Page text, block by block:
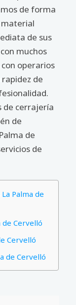
de forma
material
de sus
muchos
operarios
de
de cerrajería
de
de
de
Palma de
de Cervelló
Cervelló
de Cervelló